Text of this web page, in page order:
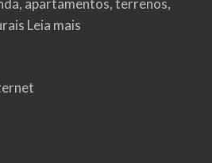
apartamentos, terrenos,
Leia mais